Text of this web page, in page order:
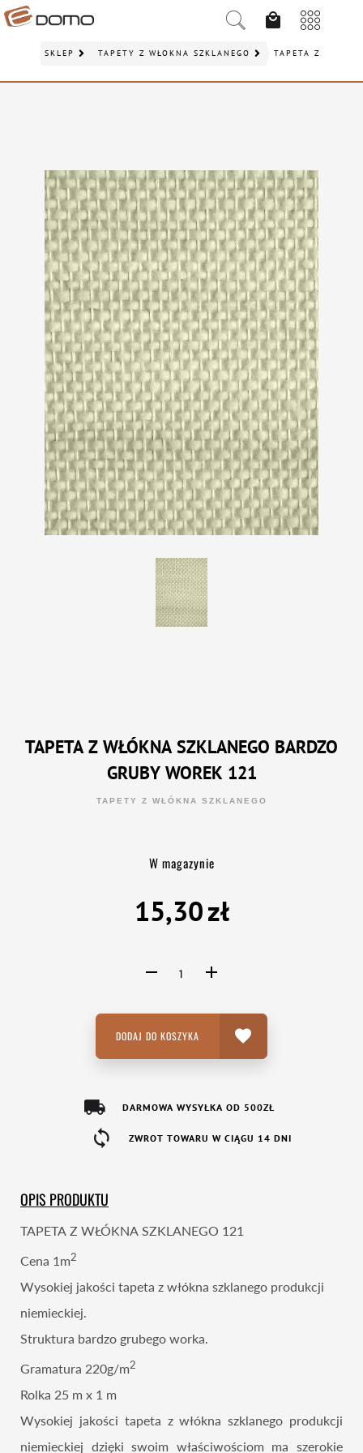
SKLEP TAPETY Z WŁÓKNA SZKLANEGO TAPETA Z
TAPETA Z WŁÓKNA SZKLANEGO BARDZO
GRUBY WOREK 121
TAPETY Z WŁÓKNA SZKLANEGO
W magazynie
zł
15,30
DODAJ DO KOSZYKA
DARMOWA WYSYŁKA OD 500ZŁ
ZWROT TOWARU W CIĄGU 14 DNI
OPIS PRODUKTU
TAPETA Z WŁÓKNA SZKLANEGO 121
Cena 1m2
Wysokiej jakości tapeta z włókna szklanego produkcji
niemieckiej.
Struktura bardzo grubego worka.
Gramatura 220g/m2
Rolka 25 m x 1 m
Wysokiej jakości tapeta z włókna szklanego produkcji
niemieckiej dzięki swoim właściwościom ma szerokie